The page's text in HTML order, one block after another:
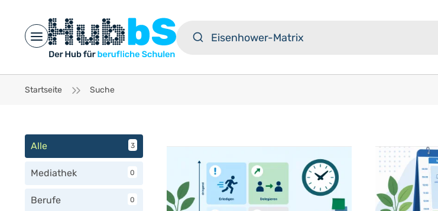
Open main menu
Startseite Suche
Alle 3
Mediathek 0
Berufe 0